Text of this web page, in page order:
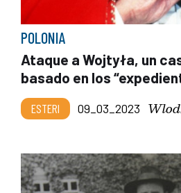
POLONIA
Ataque a Wojtyła, un
basado en los
ESTERI 09_03_2023